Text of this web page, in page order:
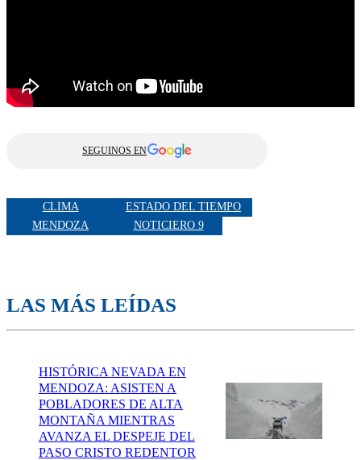
SEGUINOS EN
CLIMA
ESTADO DEL TIEMPO
MENDOZA
NOTICIERO 9
LAS MÁS LEÍDAS
HISTÓRICA NEVADA EN
MENDOZA: ASISTEN A
POBLADORES DE ALTA
MONTAÑA MIENTRAS
AVANZA EL DESPEJE DEL
PASO CRISTO REDENTOR